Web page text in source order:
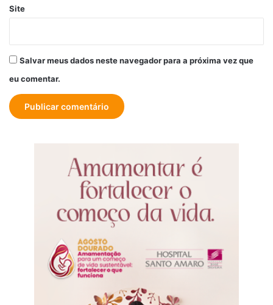
Site
Salvar meus dados neste navegador para a próxima vez que
eu comentar.